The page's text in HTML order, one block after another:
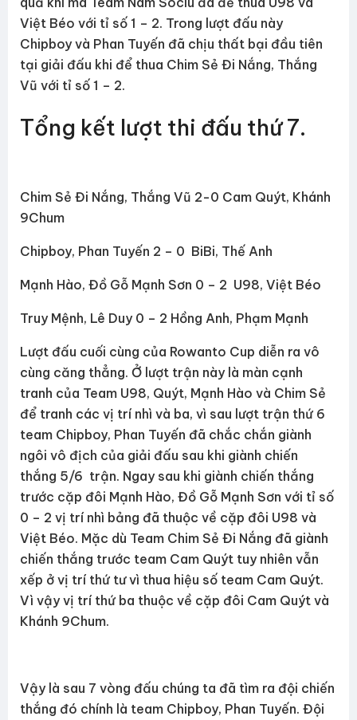
Việt Béo với tỉ số 1 – 2. Trong lượt đấu này
Chipboy và Phan Tuyến đã chịu thất bại đầu tiên
tại giải đấu khi để thua Chim Sẻ Đi Nắng, Thắng
Vũ với tỉ số 1 – 2.
Tổng kết lượt thi đấu thứ 7.
Chim Sẻ Đi Nắng, Thắng Vũ 2-0 Cam Quýt, Khánh
9Chum
Chipboy, Phan Tuyến 2 – 0 BiBi, Thế Anh
Mạnh Hào, Đồ Gỗ Mạnh Sơn 0 – 2 U98, Việt Béo
Truy Mệnh, Lê Duy 0 – 2 Hồng Anh, Phạm Mạnh
Lượt đấu cuối cùng của Rowanto Cup diễn ra vô
cùng căng thẳng. Ở lượt trận này là màn cạnh
tranh của Team U98, Quýt, Mạnh Hào và Chim Sẻ
để tranh các vị trí nhì và ba, vì sau lượt trận thứ 6
team Chipboy, Phan Tuyến đã chắc chắn giành
ngôi vô địch của giải đấu sau khi giành chiến
thắng 5/6 trận. Ngay sau khi giành chiến thắng
trước cặp đôi Mạnh Hào, Đồ Gỗ Mạnh Sơn với tỉ số
0 – 2 vị trí nhì bảng đã thuộc về cặp đôi U98 và
Việt Béo. Mặc dù Team Chim Sẻ Đi Nắng đã giành
chiến thắng trước team Cam Quýt tuy nhiên vẫn
xếp ở vị trí thứ tư vì thua hiệu số team Cam Quýt.
Vì vậy vị trí thứ ba thuộc về cặp đôi Cam Quýt và
Khánh 9Chum.
Vậy là sau 7 vòng đấu chúng ta đã tìm ra đội chiến
thắng đó chính là team Chipboy, Phan Tuyến. Đội